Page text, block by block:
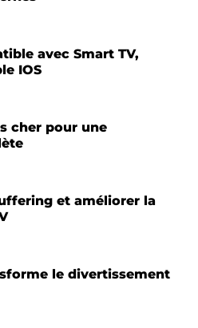
avec Smart TV,
IOS
cher pour une
et améliorer la
le divertissement